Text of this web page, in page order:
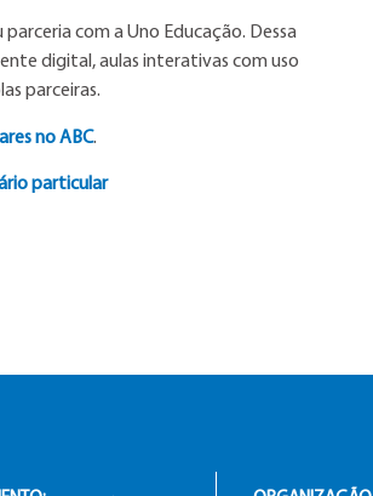
com a Uno Educação. Dessa
digital, aulas interativas com uso
parceiras.
no ABC.
particular